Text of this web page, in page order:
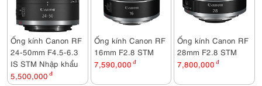
Ống kính Canon RF
24-50mm F4.5-6.3
IS STM Nhập khẩu
5,500,000 đ
Ống kính Canon RF
16mm F2.8 STM
7,590,000 đ
Ống kính Canon RF
28mm F2.8 STM
7,800,000 đ